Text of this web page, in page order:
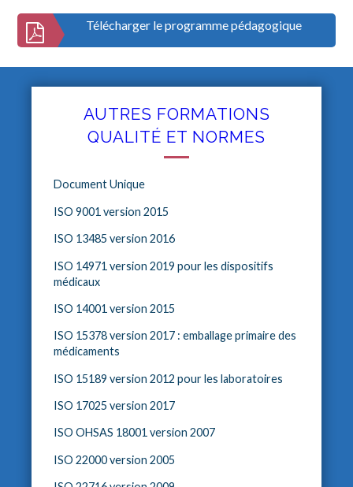
Télécharger le programme pédagogique
AUTRES FORMATIONS
QUALITÉ ET NORMES
Document Unique
ISO 9001 version 2015
ISO 13485 version 2016
ISO 14971 version 2019 pour les dispositifs
médicaux
ISO 14001 version 2015
ISO 15378 version 2017 : emballage primaire des
médicaments
ISO 15189 version 2012 pour les laboratoires
ISO 17025 version 2017
ISO OHSAS 18001 version 2007
ISO 22000 version 2005